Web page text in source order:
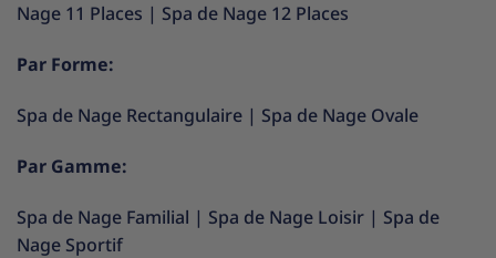
Nage 11 Places | Spa de Nage 12 Places
Par Forme:
Spa de Nage Rectangulaire | Spa de Nage Ovale
Par Gamme:
Spa de Nage Familial | Spa de Nage Loisir | Spa de
Nage Sportif